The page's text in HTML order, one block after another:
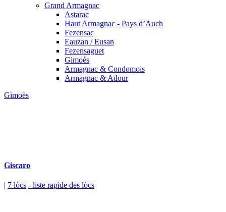
Grand Armagnac
Astarac
Haut Armagnac - Pays d’Auch
Fezensac
Eauzan / Eusan
Fezensaguet
Gimoès
Armagnac & Condomois
Armagnac & Adour
Gimoès
Giscaro
| 7 lòcs - liste rapide des lòcs